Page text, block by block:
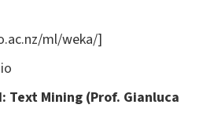
ml/weka/]
: Text Mining (Prof. Gianluca